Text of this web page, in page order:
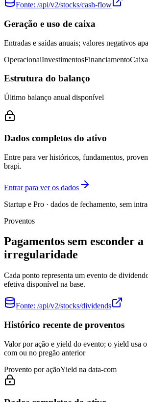
Fonte: /api/v2/stocks/cash-flow
Geração e uso de caixa
Entradas e saídas anuais; valores negativos
OperacionalInvestimentosFinanciamento
Estrutura do balanço
Último balanço anual disponível
Dados completos do ativo
Entre para ver históricos, fundamentos,
brapi.
Entrar para ver os dados
Startup e Pro · dados de fechamento, sem
Proventos
Pagamentos sem esconder a
irregularidade
Cada ponto representa um evento de
efetiva disponível na base.
Fonte: /api/v2/stocks/dividends
Histórico recente de proventos
Valor por ação e yield do evento; o yield usa
com ou no pregão anterior
Provento por açãoYield na data-com